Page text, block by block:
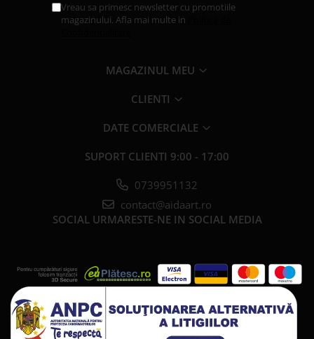
Vreau sa primesc newsletter cu promotiile
magazinului. Afla mai multe in
MAGAZINUL MEU
CLIENTI
DATE COMERCIALE
SUPORT CLIENTI 9:00 - 17:00
0739951132
contact@aidaart.ro
SOCIAL URMARESTE-NE IN SOCIAL MEDIA